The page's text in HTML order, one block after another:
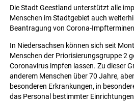
Die Stadt Geestland unterstützt alle
Menschen im Stadtgebiet auch
Beantragung von Corona-
In Niedersachsen können sich seit
Menschen der Priorisierungsgruppe 2
Coronavirus impfen lassen. Zu dieser
anderem Menschen über 70 Jahre,
besonderen Erkrankungen, in
das Personal bestimmter